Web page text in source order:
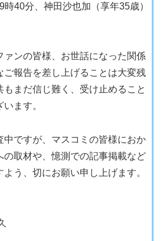
40分、神田沙也加（享年35歳）
ァンの皆様、お世話になった関係
ご報告を差し上げることは大変残
まだ信じ難く、受け止めること
ます。
中ですが、マスコミの皆様におか
の取材や、憶測での記事掲載など
う、切にお願い申し上げます。